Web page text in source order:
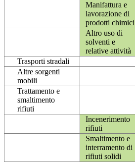
Manifattura e
lavorazione di
prodotti chimici
Altro uso di
solventi e
relative attività
Trasporti stradali
Altre sorgenti
mobili
Trattamento e
smaltimento
rifiuti
Incenerimento
rifiuti
Smaltimento e
interramento di
rifiuti solidi